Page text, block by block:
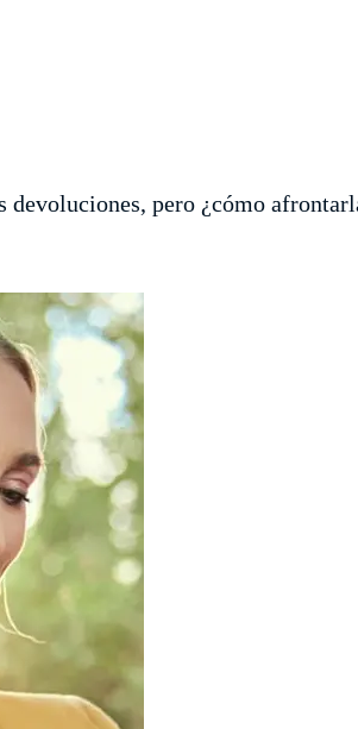
devoluciones, pero ¿cómo